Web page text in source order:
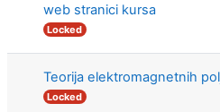
web stranici kursa
Locked
Teorija elektromagnetnih
Locked